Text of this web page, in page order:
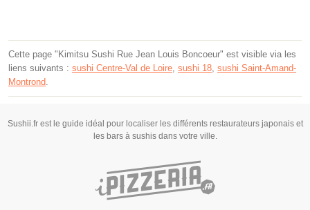
Cette page "Kimitsu Sushi Rue Jean Louis Boncoeur" est visible via les
liens suivants : sushi Centre-Val de Loire sushi 18 sushi Saint-Amand-
Montrond
Sushii.fr est le guide idéal pour localiser les différents restaurateurs japonais et
les bars à sushis dans votre ville.